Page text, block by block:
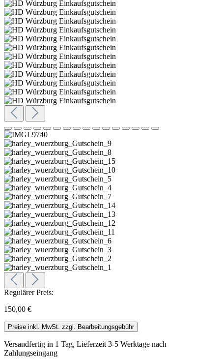
Regulärer Preis:
150,00 €
Preise inkl. MwSt. zzgl. Bearbeitungsgebühr
Versandfertig in 1 Tag, Lieferzeit 3-5 Werktage nach
Zahlungseingang